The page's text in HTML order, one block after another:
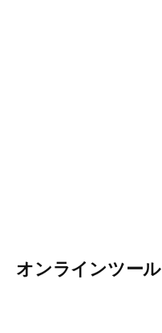
オンラインツール